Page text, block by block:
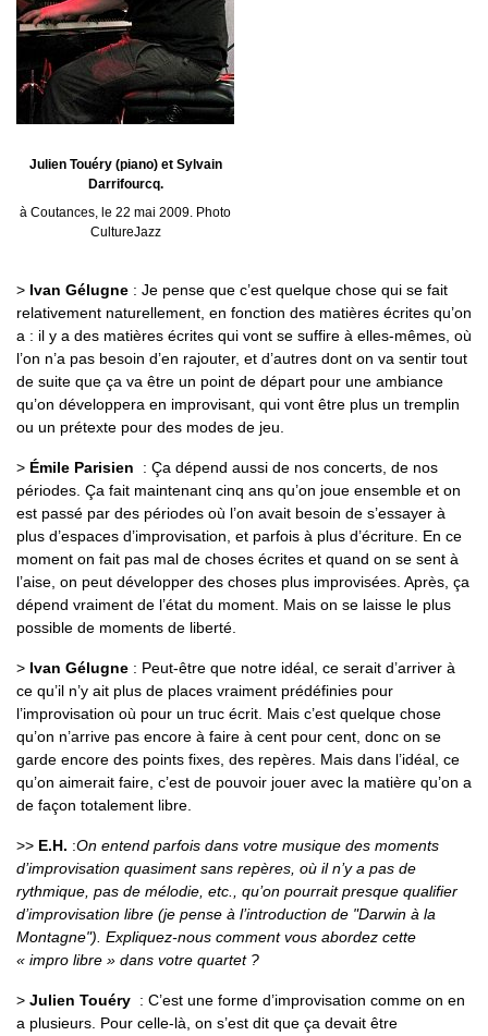
Julien Touéry (piano) et Sylvain
Darrifourcq.
à Coutances, le 22 mai 2009. Photo
CultureJazz
> Ivan Gélugne : Je pense que c’est quelque chose qui se fait
relativement naturellement, en fonction des matières écrites qu’on
a : il y a des matières écrites qui vont se suffire à elles-mêmes, où
l’on n’a pas besoin d’en rajouter, et d’autres dont on va sentir tout
de suite que ça va être un point de départ pour une ambiance
qu’on développera en improvisant, qui vont être plus un tremplin
ou un prétexte pour des modes de jeu.
> Émile Parisien
: Ça dépend aussi de nos concerts, de nos
périodes. Ça fait maintenant cinq ans qu’on joue ensemble et on
est passé par des périodes où l’on avait besoin de s’essayer à
plus d’espaces d’improvisation, et parfois à plus d’écriture. En ce
moment on fait pas mal de choses écrites et quand on se sent à
l’aise, on peut développer des choses plus improvisées. Après, ça
dépend vraiment de l’état du moment. Mais on se laisse le plus
possible de moments de liberté.
> Ivan Gélugne : Peut-être que notre idéal, ce serait d’arriver à
ce qu’il n’y ait plus de places vraiment prédéfinies pour
l’improvisation où pour un truc écrit. Mais c’est quelque chose
qu’on n’arrive pas encore à faire à cent pour cent, donc on se
garde encore des points fixes, des repères. Mais dans l’idéal, ce
qu’on aimerait faire, c’est de pouvoir jouer avec la matière qu’on a
de façon totalement libre.
>> E.H. :On entend parfois dans votre musique des moments
d’improvisation quasiment sans repères, où il n’y a pas de
rythmique, pas de mélodie, etc., qu’on pourrait presque qualifier
d’improvisation libre (je pense à l’introduction de "Darwin à la
Montagne"). Expliquez-nous comment vous abordez cette
« impro libre » dans votre quartet ?
> Julien Touéry : C’est une forme d’improvisation comme on en
a plusieurs. Pour celle-là, on s’est dit que ça devait être